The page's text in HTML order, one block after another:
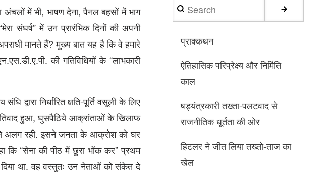
अंचलों में भी, भाषण देना, पैनल बहसों में भाग
संघर्ष” में उन प्रारंभिक दिनों की अपनी
मानते हैं? मुख्य बात यह है कि वे हमारे
की गतिविधियों के “लाभकारी
निर्धारित क्षति-पूर्ति वसूली के लिए
हुआ, घुसपैठिये आक्रांताओं के खिलाफ
से अलग रही. इसने जनता के आक्रोश को घर
कि “सेना की पीठ में छुरा भोंक कर” प्रथम
दिया था. वह वस्तुतः उन नेताओं को संकेत दे
Search
प्राक्कथन
ऐतिहासिक परिप्रेक्ष्य और निर्मिति
काल
षड्यंत्रकारी तख्ता-पलटवाद से
राजनीतिक धूर्तता की ओर
हिटलर ने जीत लिया तख्तो-ताज का
खेल